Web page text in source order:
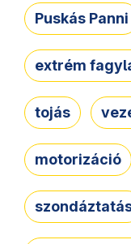
Puskás Panni
extrém
tojás
motorizáció